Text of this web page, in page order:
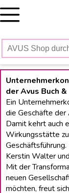
Skip
to
der Avus Buch
Ein
die Geschäfte der
Damit kehrt auch
Wirkungsstätte
Kerstin Walter
Mit der
neuen
möchten, freut